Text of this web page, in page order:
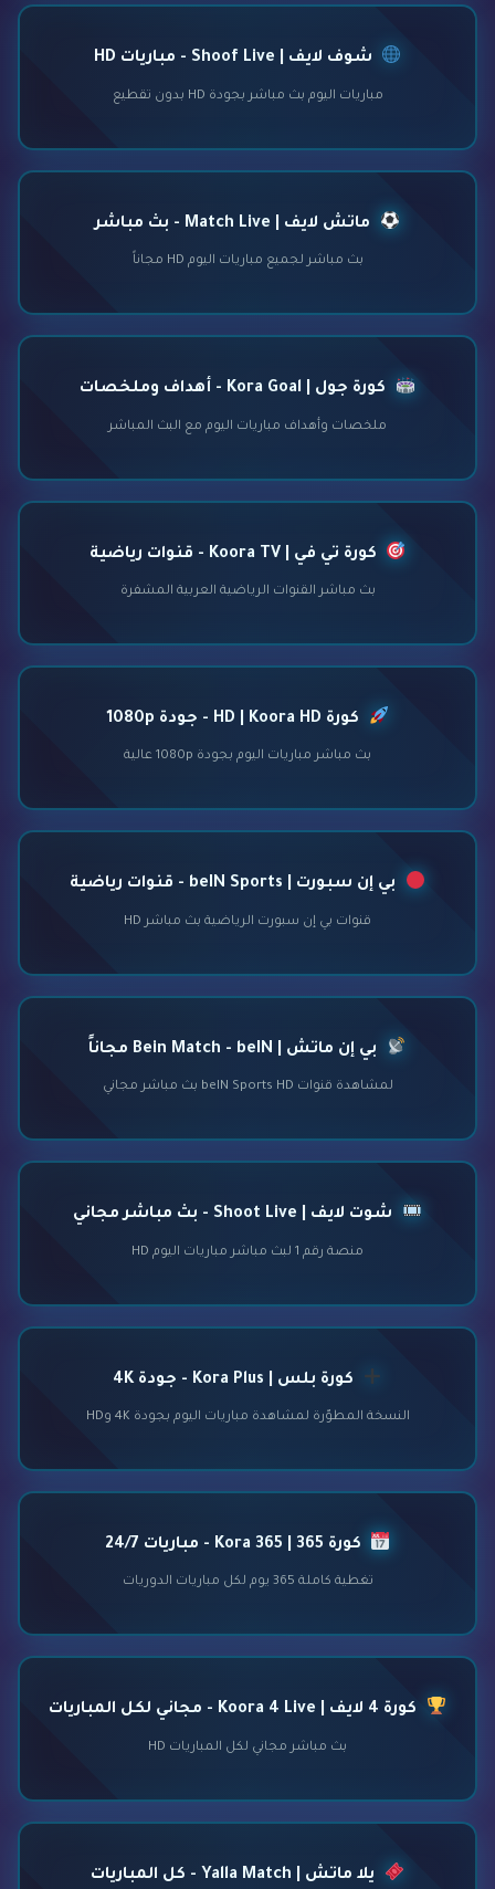
شوف لايف | Shoof Live - مباريات HD
مباريات اليوم بث مباشر بجودة HD بدون تقطيع
ماتش لايف | Match Live - بث مباشر
بث مباشر لجميع مباريات اليوم HD مجاناً
كورة جول | Kora Goal - أهداف وملخصات
ملخصات وأهداف مباريات اليوم مع البث المباشر
كورة تي في | Koora TV - قنوات رياضية
بث مباشر القنوات الرياضية العربية المشفرة
كورة HD | Koora HD - جودة 1080p
بث مباشر مباريات اليوم بجودة 1080p عالية
بي إن سبورت | beIN Sports - قنوات رياضية
قنوات بي إن سبورت الرياضية بث مباشر HD
بي إن ماتش | Bein Match - beIN مجاناً
لمشاهدة قنوات beIN Sports HD بث مباشر مجاني
شوت لايف | Shoot Live - بث مباشر مجاني
منصة رقم 1 لبث مباشر مباريات اليوم HD
كورة بلس | Kora Plus - جودة 4K
النسخة المطوّرة لمشاهدة مباريات اليوم بجودة 4K وHD
كورة 365 | Kora 365 - مباريات 24/7
تغطية كاملة 365 يوم لكل مباريات الدوريات
كورة 4 لايف | Koora 4 Live - مجاني لكل المباريات
بث مباشر مجاني لكل المباريات HD
يلا ماتش | Yalla Match - كل المباريات